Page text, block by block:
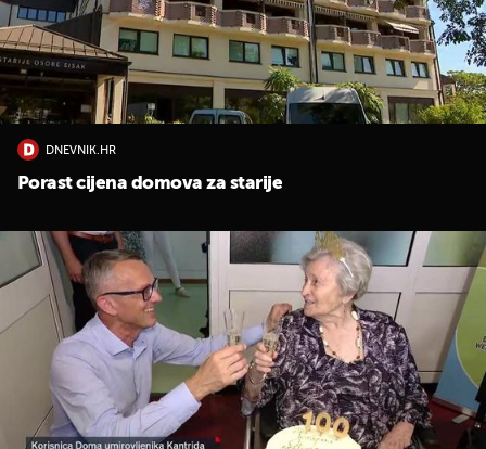
DNEVNIK.HR
Porast cijena domova za starije